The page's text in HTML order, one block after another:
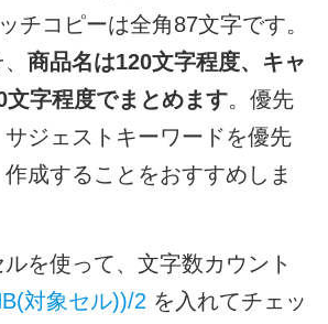
チコピーは全角87文字です。
商品名は120文字程度、キャ
文字程度でまとめます。優先
ジェストキーワードを優先
成することをおすすめしま
を使って、文字数カウント
対象セル))/2 を入れてチェッ